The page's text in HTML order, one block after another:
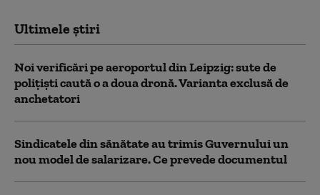
Ultimele știri
Noi verificări pe aeroportul din Leipzig: sute de
polițiști caută o a doua dronă. Varianta exclusă de
anchetatori
Sindicatele din sănătate au trimis Guvernului un
nou model de salarizare. Ce prevede documentul